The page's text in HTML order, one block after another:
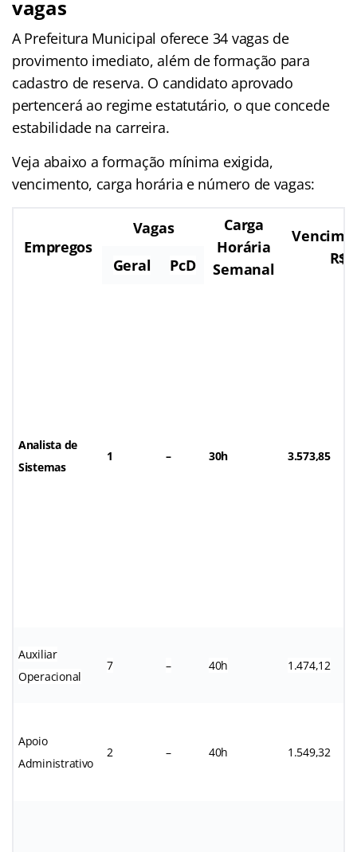
vagas
A Prefeitura Municipal oferece 34 vagas de
provimento imediato, além de formação para
cadastro de reserva. O candidato aprovado
pertencerá ao regime estatutário, o que concede
estabilidade na carreira.
Veja abaixo a formação mínima exigida,
vencimento, carga horária e número de vagas:
Empregos
Vagas
Carga
Horária
Semanal
R$
Geral PcD
Analista de
Sistemas
1 – 30h 3.573,85
Auxiliar
Operacional
7 – 40h 1.474,12
Apoio
Administrativo
2 – 40h 1.549,32